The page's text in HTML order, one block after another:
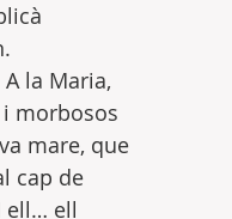
la Maria,
morbosos
mare, que
cap de
ell… ell